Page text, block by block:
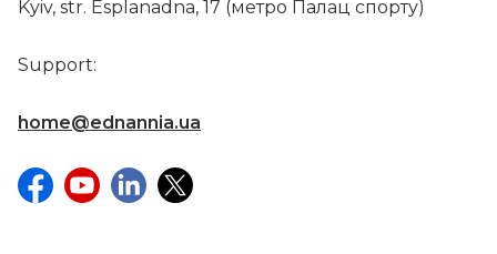
Kyiv, str. Esplanadna, 17 (метро Палац спорту)
Support:
home@ednannia.ua